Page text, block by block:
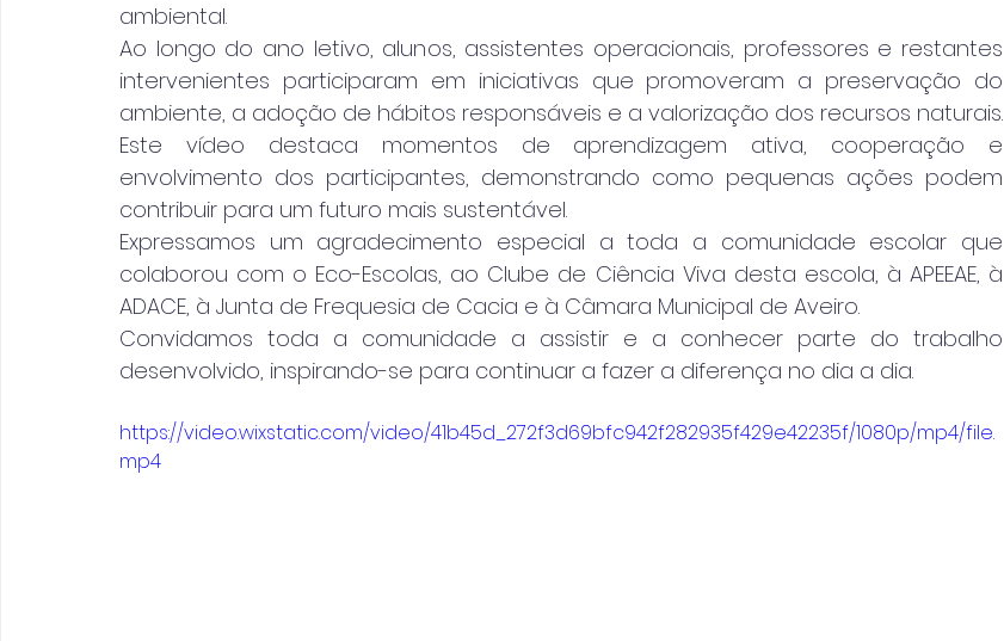
ambiental.
Ao longo do ano letivo, alunos, assistentes operacionais, professores e restantes
intervenientes participaram em iniciativas que promoveram a preservação do
ambiente, a adoção de hábitos responsáveis e a valorização dos recursos naturais.
Este vídeo destaca momentos de aprendizagem ativa, cooperação e
envolvimento dos participantes, demonstrando como pequenas ações podem
contribuir para um futuro mais sustentável.
Expressamos um agradecimento especial a toda a comunidade escolar que
colaborou com o Eco-Escolas, ao Clube de Ciência Viva desta escola, à APEEAE, à
ADACE, à Junta de Frequesia de Cacia e à Câmara Municipal de Aveiro.
Convidamos toda a comunidade a assistir e a conhecer parte do trabalho
desenvolvido, inspirando-se para continuar a fazer a diferença no dia a dia.
https://video.wixstatic.com/video/41b45d_272f3d69bfc942f282935f429e42235f/1080p/mp4/file.
mp4